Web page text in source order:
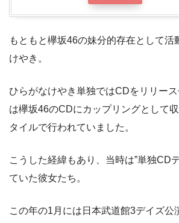
もともと欅坂46の妹分的存在として活
けやき。
ひらがなけやき単独ではCDをリリー
は欅坂46のCDにカップリングとして
タイルで行われていました。
こうした経緯もあり、当時は”単独CD
ていた彼女たち。
この年の1月には日本武道館3デイズ公